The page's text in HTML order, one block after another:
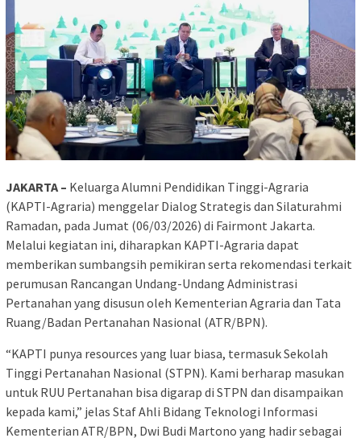
JAKARTA – Keluarga Alumni Pendidikan Tinggi-Agraria
(KAPTI-Agraria) menggelar Dialog Strategis dan Silaturahmi
Ramadan, pada Jumat (06/03/2026) di Fairmont Jakarta.
Melalui kegiatan ini, diharapkan KAPTI-Agraria dapat
memberikan sumbangsih pemikiran serta rekomendasi terkait
perumusan Rancangan Undang-Undang Administrasi
Pertanahan yang disusun oleh Kementerian Agraria dan Tata
Ruang/Badan Pertanahan Nasional (ATR/BPN).
“KAPTI punya resources yang luar biasa, termasuk Sekolah
Tinggi Pertanahan Nasional (STPN). Kami berharap masukan
untuk RUU Pertanahan bisa digarap di STPN dan disampaikan
kepada kami,” jelas Staf Ahli Bidang Teknologi Informasi
Kementerian ATR/BPN, Dwi Budi Martono yang hadir sebagai